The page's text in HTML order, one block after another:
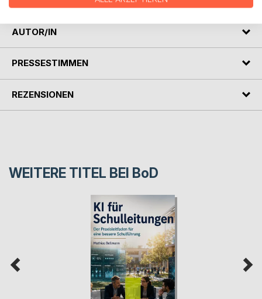
AUTOR/IN
PRESSESTIMMEN
REZENSIONEN
WEITERE TITEL BEI BoD